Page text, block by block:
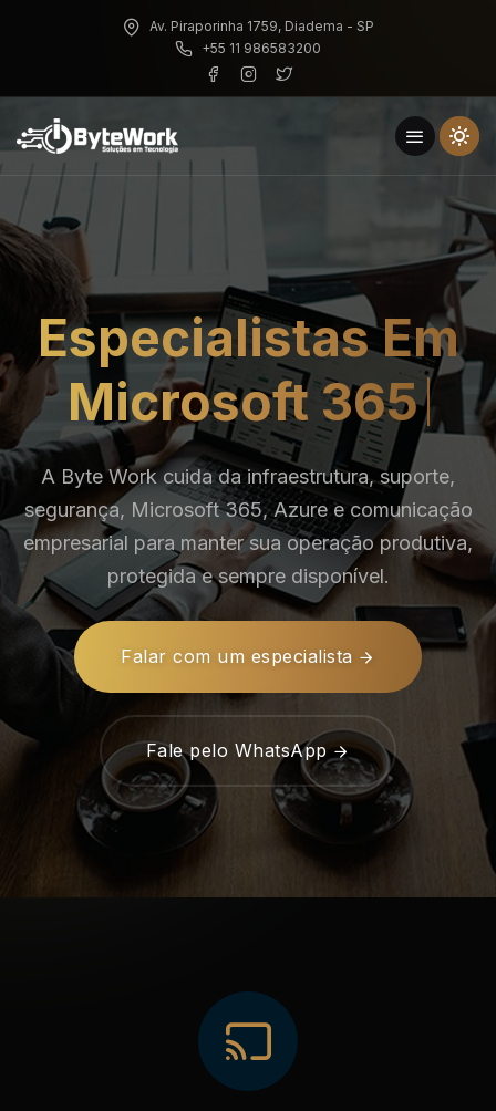
Av. Piraporinha 1759, Diadema - SP
+55 11 986583200
Especialistas Em
Segurança
A Byte Work cuida da infraestrutura, suporte,
segurança, Microsoft 365, Azure e comunicação
empresarial para manter sua operação produtiva,
protegida e sempre disponível.
Falar com um especialista
Fale pelo WhatsApp